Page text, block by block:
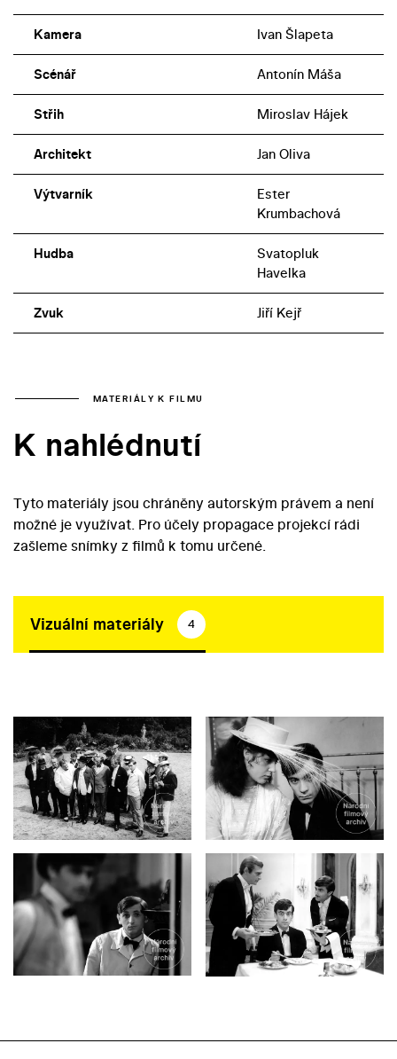
Kamera Ivan Šlapeta
Scénář Antonín Máša
Střih Miroslav Hájek
Architekt Jan Oliva
Výtvarník
Ester
Krumbachová
Hudba
Svatopluk
Havelka
Zvuk Jiří Kejř
MATERIÁLY K FILMU
K nahlédnutí
Tyto materiály jsou chráněny autorským právem a není
možné je využívat. Pro účely propagace projekcí rádi
zašleme snímky z filmů k tomu určené.
Vizuální materiály 4